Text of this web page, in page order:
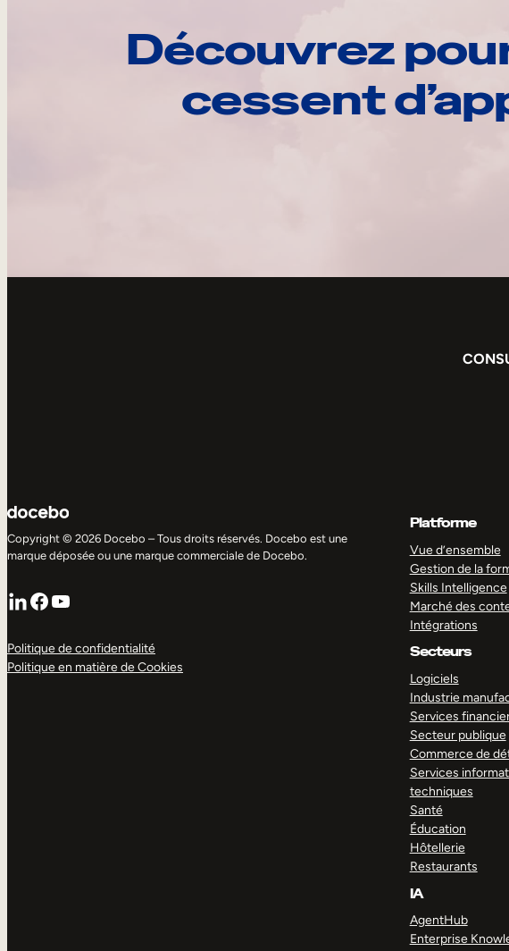
Découvrez
cessent
Copyright © 2026 Docebo – Tous droits réservés. Docebo est une
marque déposée ou une marque commerciale de Docebo.
LinkedIn
Facebook
YouTube
Politique de confidentialité
Politique en matière de Cookies
Platforme
Vue d’ensemble
Gestion de la
Skills Intelligence
Marché des
Intégrations
Secteurs
Logiciels
Industrie
Services
Secteur publique
Commerce de
Services
techniques
Santé
Éducation
Hôtellerie
Restaurants
IA
AgentHub
Enterprise